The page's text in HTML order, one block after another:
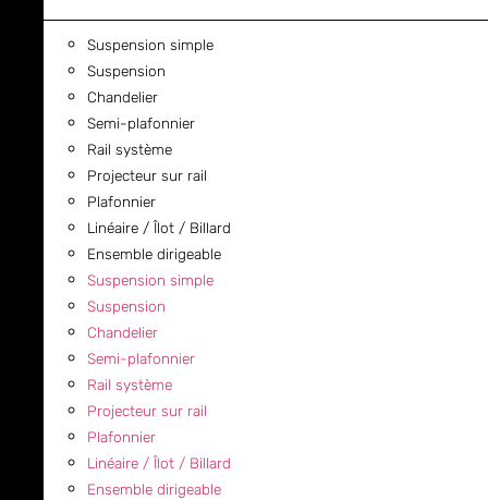
Suspension simple
Suspension
Chandelier
Semi-plafonnier
Rail système
Projecteur sur rail
Plafonnier
Linéaire / Îlot / Billard
Ensemble dirigeable
Suspension simple
Suspension
Chandelier
Semi-plafonnier
Rail système
Projecteur sur rail
Plafonnier
Linéaire / Îlot / Billard
Ensemble dirigeable